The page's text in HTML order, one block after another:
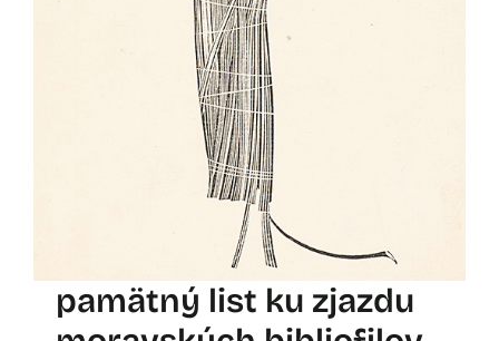
pamätný list ku zjazdu